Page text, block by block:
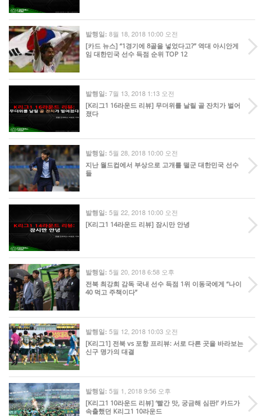
발행일: 8월 18, 2018 10:00 오전
[카드 뉴스] “1경기에 8골을 넣었다고?” 역대 아시안게
임 대한민국 선수 득점 순위 TOP 12
발행일: 7월 13, 2018 1:13 오전
[K리그1 16라운드 리뷰] 무더위를 날릴 골 잔치가 벌어
졌다
발행일: 5월 28, 2018 10:00 오전
지난 월드컵에서 부상으로 고개를 떨군 대한민국 선수
들
발행일: 5월 22, 2018 10:00 오전
[K리그1 14라운드 리뷰] 잠시만 안녕
발행일: 5월 20, 2018 6:58 오후
전북 최강희 감독 국내 선수 득점 1위 이동국에게 “나이
40 먹고 주책이다”
발행일: 5월 12, 2018 10:03 오전
[K리그1] 전북 vs 포항 프리뷰: 서로 다른 곳을 바라보는
신구 명가의 대결
발행일: 5월 1, 2018 9:56 오후
[K리그1 10라운드 리뷰] ‘빨간 맛, 궁금해 심판!’ 카드가
속출했던 K리그1 10라운드